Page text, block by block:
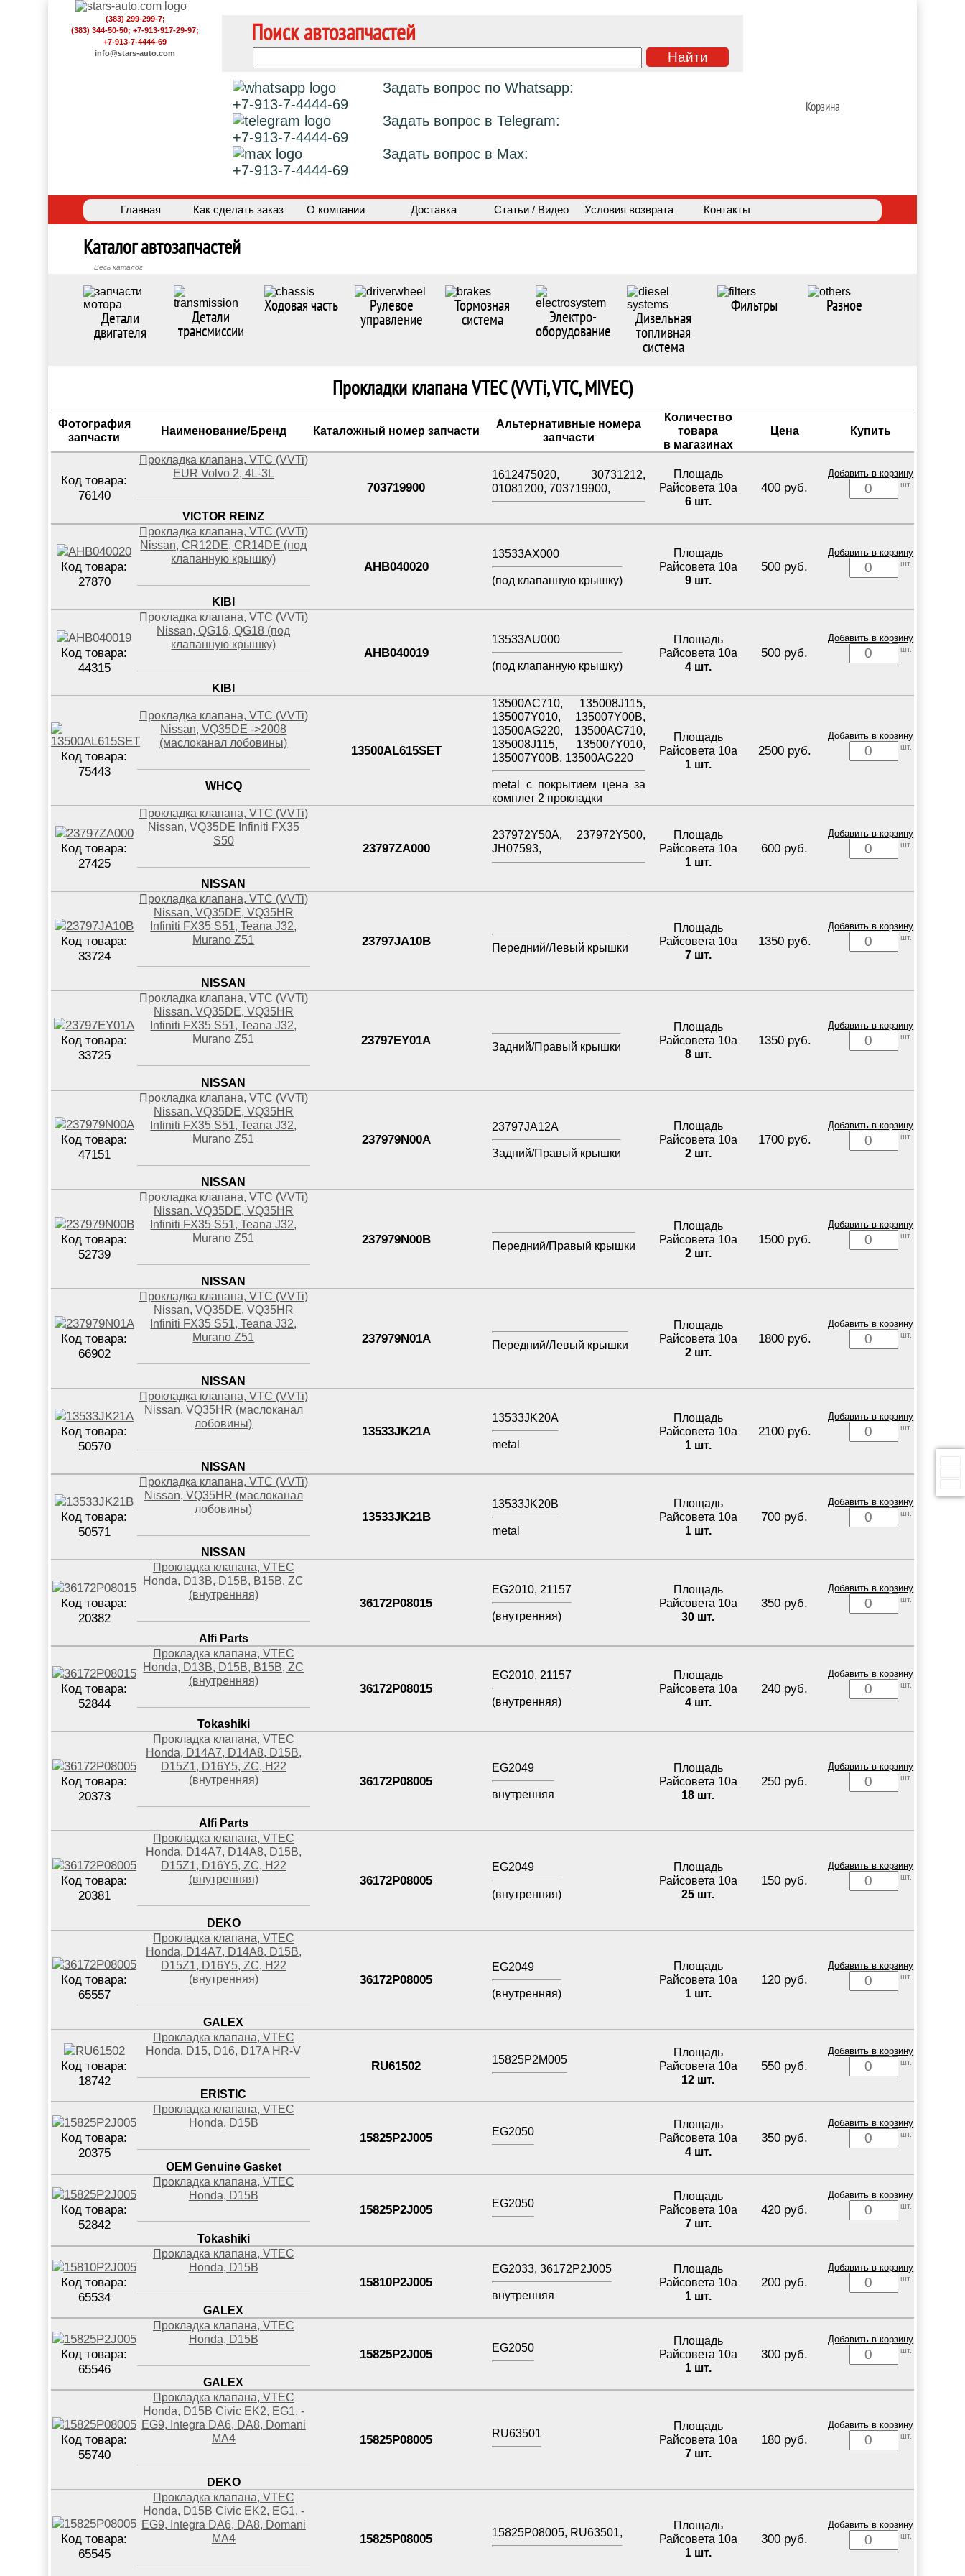
(383) 299-299-7;
(383) 344-50-50; +7-913-917-29-97;
+7-913-7-4444-69
info@stars-auto.com
Поиск автозапчастей
Задать вопрос по Whatsapp:
+7-913-7-4444-69
Задать вопрос в Telegram:
+7-913-7-4444-69
Задать вопрос в Max:
+7-913-7-4444-69
Корзина
Главная Как сделать заказ О компании Доставка Статьи / Видео Условия возврата Контакты
Каталог автозапчастей
Весь каталог
Детали
двигателя
Детали
трансмиссии
Ходовая часть Рулевое
управление
Тормозная
система Электро-
оборудование
Дизельная
топливная
система
Фильтры Разное
Прокладки клапана VTEC (VVTi, VTC, MIVEC)
Фотография
запчасти
Наименование/Бренд Каталожный номер запчасти
Альтернативные номера
запчасти
Количество
товара
в магазинах
Цена Купить
Код товара:
76140
Прокладка клапана, VTC (VVTi)
EUR Volvo 2, 4L-3L
VICTOR REINZ
703719900
1612475020, 30731212,
01081200, 703719900,
Площадь
Райсовета 10а
6 шт.
400 руб.
Добавить в корзину
шт.
Код товара:
27870
Прокладка клапана, VTC (VVTi)
Nissan, CR12DE, CR14DE (под
клапанную крышку)
KIBI
AHB040020
13533AX000
(под клапанную крышку)
Площадь
Райсовета 10а
9 шт.
500 руб.
Добавить в корзину
шт.
Код товара:
44315
Прокладка клапана, VTC (VVTi)
Nissan, QG16, QG18 (под
клапанную крышку)
KIBI
AHB040019
13533AU000
(под клапанную крышку)
Площадь
Райсовета 10а
4 шт.
500 руб.
Добавить в корзину
шт.
Код товара:
75443
Прокладка клапана, VTC (VVTi)
Nissan, VQ35DE ->2008
(маслоканал лобовины)
WHCQ
13500AL615SET
13500AC710, 135008J115,
135007Y010, 135007Y00B,
13500AG220, 13500AC710,
135008J115, 135007Y010,
135007Y00B, 13500AG220
metal с покрытием цена за
комплет 2 прокладки
Площадь
Райсовета 10а
1 шт.
2500 руб.
Добавить в корзину
шт.
Код товара:
27425
Прокладка клапана, VTC (VVTi)
Nissan, VQ35DE Infiniti FX35
S50
NISSAN
23797ZA000
237972Y50A, 237972Y500,
JH07593,
Площадь
Райсовета 10а
1 шт.
600 руб.
Добавить в корзину
шт.
Код товара:
33724
Прокладка клапана, VTC (VVTi)
Nissan, VQ35DE, VQ35HR
Infiniti FX35 S51, Teana J32,
Murano Z51
NISSAN
23797JA10B Передний/Левый крышки
Площадь
Райсовета 10а
7 шт.
1350 руб.
Добавить в корзину
шт.
Код товара:
33725
Прокладка клапана, VTC (VVTi)
Nissan, VQ35DE, VQ35HR
Infiniti FX35 S51, Teana J32,
Murano Z51
NISSAN
23797EY01A Задний/Правый крышки
Площадь
Райсовета 10а
8 шт.
1350 руб.
Добавить в корзину
шт.
Код товара:
47151
Прокладка клапана, VTC (VVTi)
Nissan, VQ35DE, VQ35HR
Infiniti FX35 S51, Teana J32,
Murano Z51
NISSAN
237979N00A
23797JA12A
Задний/Правый крышки
Площадь
Райсовета 10а
2 шт.
1700 руб.
Добавить в корзину
шт.
Код товара:
52739
Прокладка клапана, VTC (VVTi)
Nissan, VQ35DE, VQ35HR
Infiniti FX35 S51, Teana J32,
Murano Z51
NISSAN
237979N00B Передний/Правый крышки
Площадь
Райсовета 10а
2 шт.
1500 руб.
Добавить в корзину
шт.
Код товара:
66902
Прокладка клапана, VTC (VVTi)
Nissan, VQ35DE, VQ35HR
Infiniti FX35 S51, Teana J32,
Murano Z51
NISSAN
237979N01A Передний/Левый крышки
Площадь
Райсовета 10а
2 шт.
1800 руб.
Добавить в корзину
шт.
Код товара:
50570
Прокладка клапана, VTC (VVTi)
Nissan, VQ35HR (маслоканал
лобовины)
NISSAN
13533JK21A
13533JK20A
metal
Площадь
Райсовета 10а
1 шт.
2100 руб.
Добавить в корзину
шт.
Код товара:
50571
Прокладка клапана, VTC (VVTi)
Nissan, VQ35HR (маслоканал
лобовины)
NISSAN
13533JK21B
13533JK20B
metal
Площадь
Райсовета 10а
1 шт.
700 руб.
Добавить в корзину
шт.
Код товара:
20382
Прокладка клапана, VTEC
Honda, D13B, D15B, B15B, ZC
(внутренняя)
Alfi Parts
36172P08015
EG2010, 21157
(внутренняя)
Площадь
Райсовета 10а
30 шт.
350 руб.
Добавить в корзину
шт.
Код товара:
52844
Прокладка клапана, VTEC
Honda, D13B, D15B, B15B, ZC
(внутренняя)
Tokashiki
36172P08015
EG2010, 21157
(внутренняя)
Площадь
Райсовета 10а
4 шт.
240 руб.
Добавить в корзину
шт.
Код товара:
20373
Прокладка клапана, VTEC
Honda, D14A7, D14A8, D15B,
D15Z1, D16Y5, ZC, H22
(внутренняя)
Alfi Parts
36172P08005
EG2049
внутренняя
Площадь
Райсовета 10а
18 шт.
250 руб.
Добавить в корзину
шт.
Код товара:
20381
Прокладка клапана, VTEC
Honda, D14A7, D14A8, D15B,
D15Z1, D16Y5, ZC, H22
(внутренняя)
DEKO
36172P08005
EG2049
(внутренняя)
Площадь
Райсовета 10а
25 шт.
150 руб.
Добавить в корзину
шт.
Код товара:
65557
Прокладка клапана, VTEC
Honda, D14A7, D14A8, D15B,
D15Z1, D16Y5, ZC, H22
(внутренняя)
GALEX
36172P08005
EG2049
(внутренняя)
Площадь
Райсовета 10а
1 шт.
120 руб.
Добавить в корзину
шт.
Код товара:
18742
Прокладка клапана, VTEC
Honda, D15, D16, D17A HR-V
ERISTIC
RU61502 15825P2M005
Площадь
Райсовета 10а
12 шт.
550 руб.
Добавить в корзину
шт.
Код товара:
20375
Прокладка клапана, VTEC
Honda, D15B
OEM Genuine Gasket
15825P2J005 EG2050
Площадь
Райсовета 10а
4 шт.
350 руб.
Добавить в корзину
шт.
Код товара:
52842
Прокладка клапана, VTEC
Honda, D15B
Tokashiki
15825P2J005 EG2050
Площадь
Райсовета 10а
7 шт.
420 руб.
Добавить в корзину
шт.
Код товара:
65534
Прокладка клапана, VTEC
Honda, D15B
GALEX
15810P2J005
EG2033, 36172P2J005
внутренняя
Площадь
Райсовета 10а
1 шт.
200 руб.
Добавить в корзину
шт.
Код товара:
65546
Прокладка клапана, VTEC
Honda, D15B
GALEX
15825P2J005 EG2050
Площадь
Райсовета 10а
1 шт.
300 руб.
Добавить в корзину
шт.
Код товара:
55740
Прокладка клапана, VTEC
Honda, D15B Civic EK2, EG1, -
EG9, Integra DA6, DA8, Domani
MA4
DEKO
15825P08005 RU63501
Площадь
Райсовета 10а
7 шт.
180 руб.
Добавить в корзину
шт.
Код товара:
65545
Прокладка клапана, VTEC
Honda, D15B Civic EK2, EG1, -
EG9, Integra DA6, DA8, Domani
MA4
15825P08005 15825P08005, RU63501,
Площадь
Райсовета 10а
1 шт.
300 руб.
Добавить в корзину
шт.